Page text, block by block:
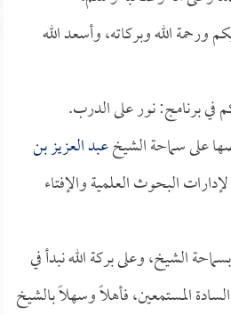
الله وبركاته، وأسعد الله
برنامج: نور على الدرب.
على سماحة الشيخعبد العزيز بن
البحوث العلمية والإفتاء
الشيخ، وعلى بركة الله نبدأ في
المستمعين، فأهلاً وسهلاً بالشيخ